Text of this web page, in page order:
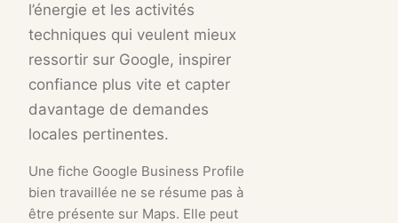
l’énergie et les activités
techniques qui veulent mieux
ressortir sur Google, inspirer
confiance plus vite et capter
davantage de demandes
locales pertinentes.
Une fiche Google Business Profile
bien travaillée ne se résume pas à
être présente sur Maps. Elle peut